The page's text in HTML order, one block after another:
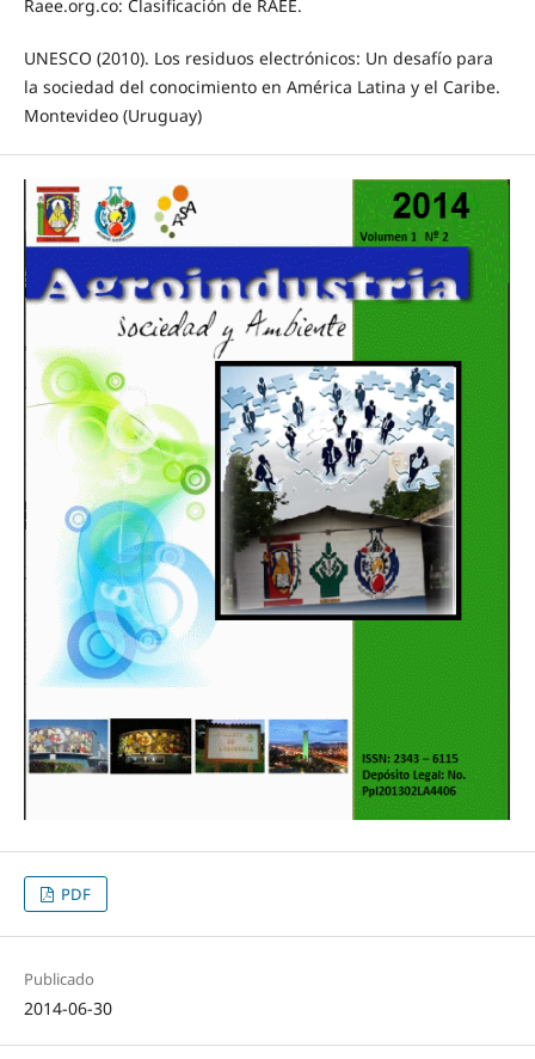
Raee.org.co: Clasificación de RAEE.
UNESCO (2010). Los residuos electrónicos: Un desafío para
la sociedad del conocimiento en América Latina y el Caribe.
Montevideo (Uruguay)
PDF
Publicado
2014-06-30